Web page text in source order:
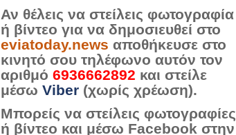
Αν θέλεις να στείλεις φωτογραφία
ή βίντεο για να δημοσιευθεί στο
eviatoday.news αποθήκευσε στο
κινητό σου τηλέφωνο αυτόν τον
αριθμό 6936662892 και στείλε
μέσω Viber (χωρίς χρέωση).
Μπορείς να στείλεις φωτογραφίες
ή βίντεο και μέσω Facebook στην